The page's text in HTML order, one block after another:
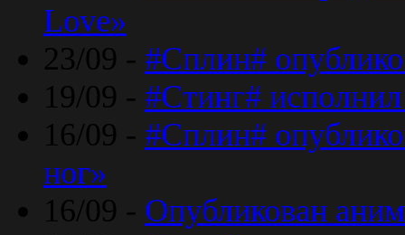
Love»
23/09 - #Сплин#
19/09 - #Стинг#
16/09 - #Сплин#
ног»
16/09 - Опубликован